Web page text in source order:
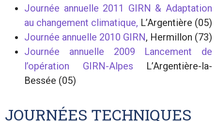
Journée annuelle 2011 GIRN & Adaptation
au changement climatique, L’Argentière (05)
Journée annuelle 2010 GIRN, Hermillon (73)
Journée annuelle 2009 Lancement de
l’opération GIRN-Alpes L’Argentière-la-
Bessée (05)
JOURNÉES TECHNIQUES